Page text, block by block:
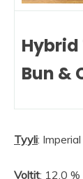
Hybrid
Bun &
Tyyli:
Voltit: 12,0 %